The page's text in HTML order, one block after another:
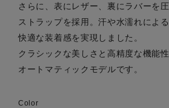
さらに、表にレザー、裏にラバーを
ストラップを採用。汗や水濡れによ
快適な装着感を実現しました。
クラシックな美しさと高精度な機能
オートマティックモデルです。
Color